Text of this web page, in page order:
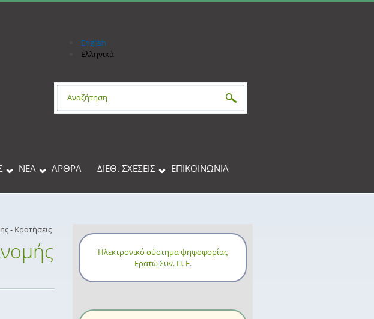
English
Ελληνικά
Φόρμα αναζήτησης
ΝΕΑ ΑΡΘΡΑ ΔΙΕΘ. ΣΧΕΣΕΙΣ
ΕΠΙΚΟΙΝΩΝΊΑ
- Κρατήσεις
Ηλεκτρονικό σύστημα ψηφοφορίας
Ερατώ Συν. Π. Ε.